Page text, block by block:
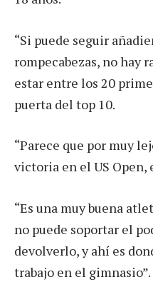
“Si puede seguir
rompecabezas, no hay
estar entre los 20
puerta del top 10.
“Parece que por muy
victoria en el US Open,
“Es una muy buena
no puede soportar el
devolverlo, y ahí es
trabajo en el gimnasio”.